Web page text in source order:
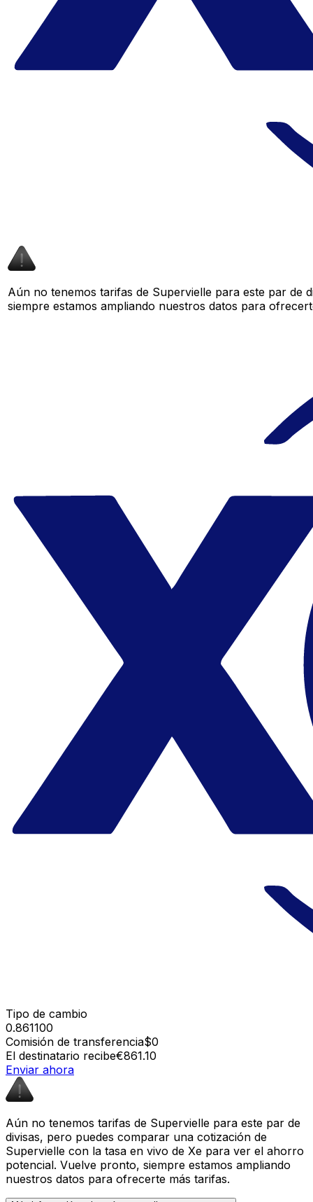
Aún no tenemos tarifas de Supervielle para este par
siempre estamos ampliando nuestros datos para
Tipo de cambio
0.861100
Comisión de transferencia$0
El destinatario recibe€861.10
Enviar ahora
Aún no tenemos tarifas de Supervielle para este par de
divisas, pero puedes comparar una cotización de
Supervielle con la tasa en vivo de Xe para ver el ahorro
potencial. Vuelve pronto, siempre estamos ampliando
nuestros datos para ofrecerte más tarifas.